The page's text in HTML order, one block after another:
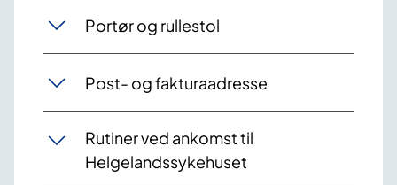
Portør og rullestol
Post- og fakturaadresse
Rutiner ved ankomst til
Helgelandssykehuset